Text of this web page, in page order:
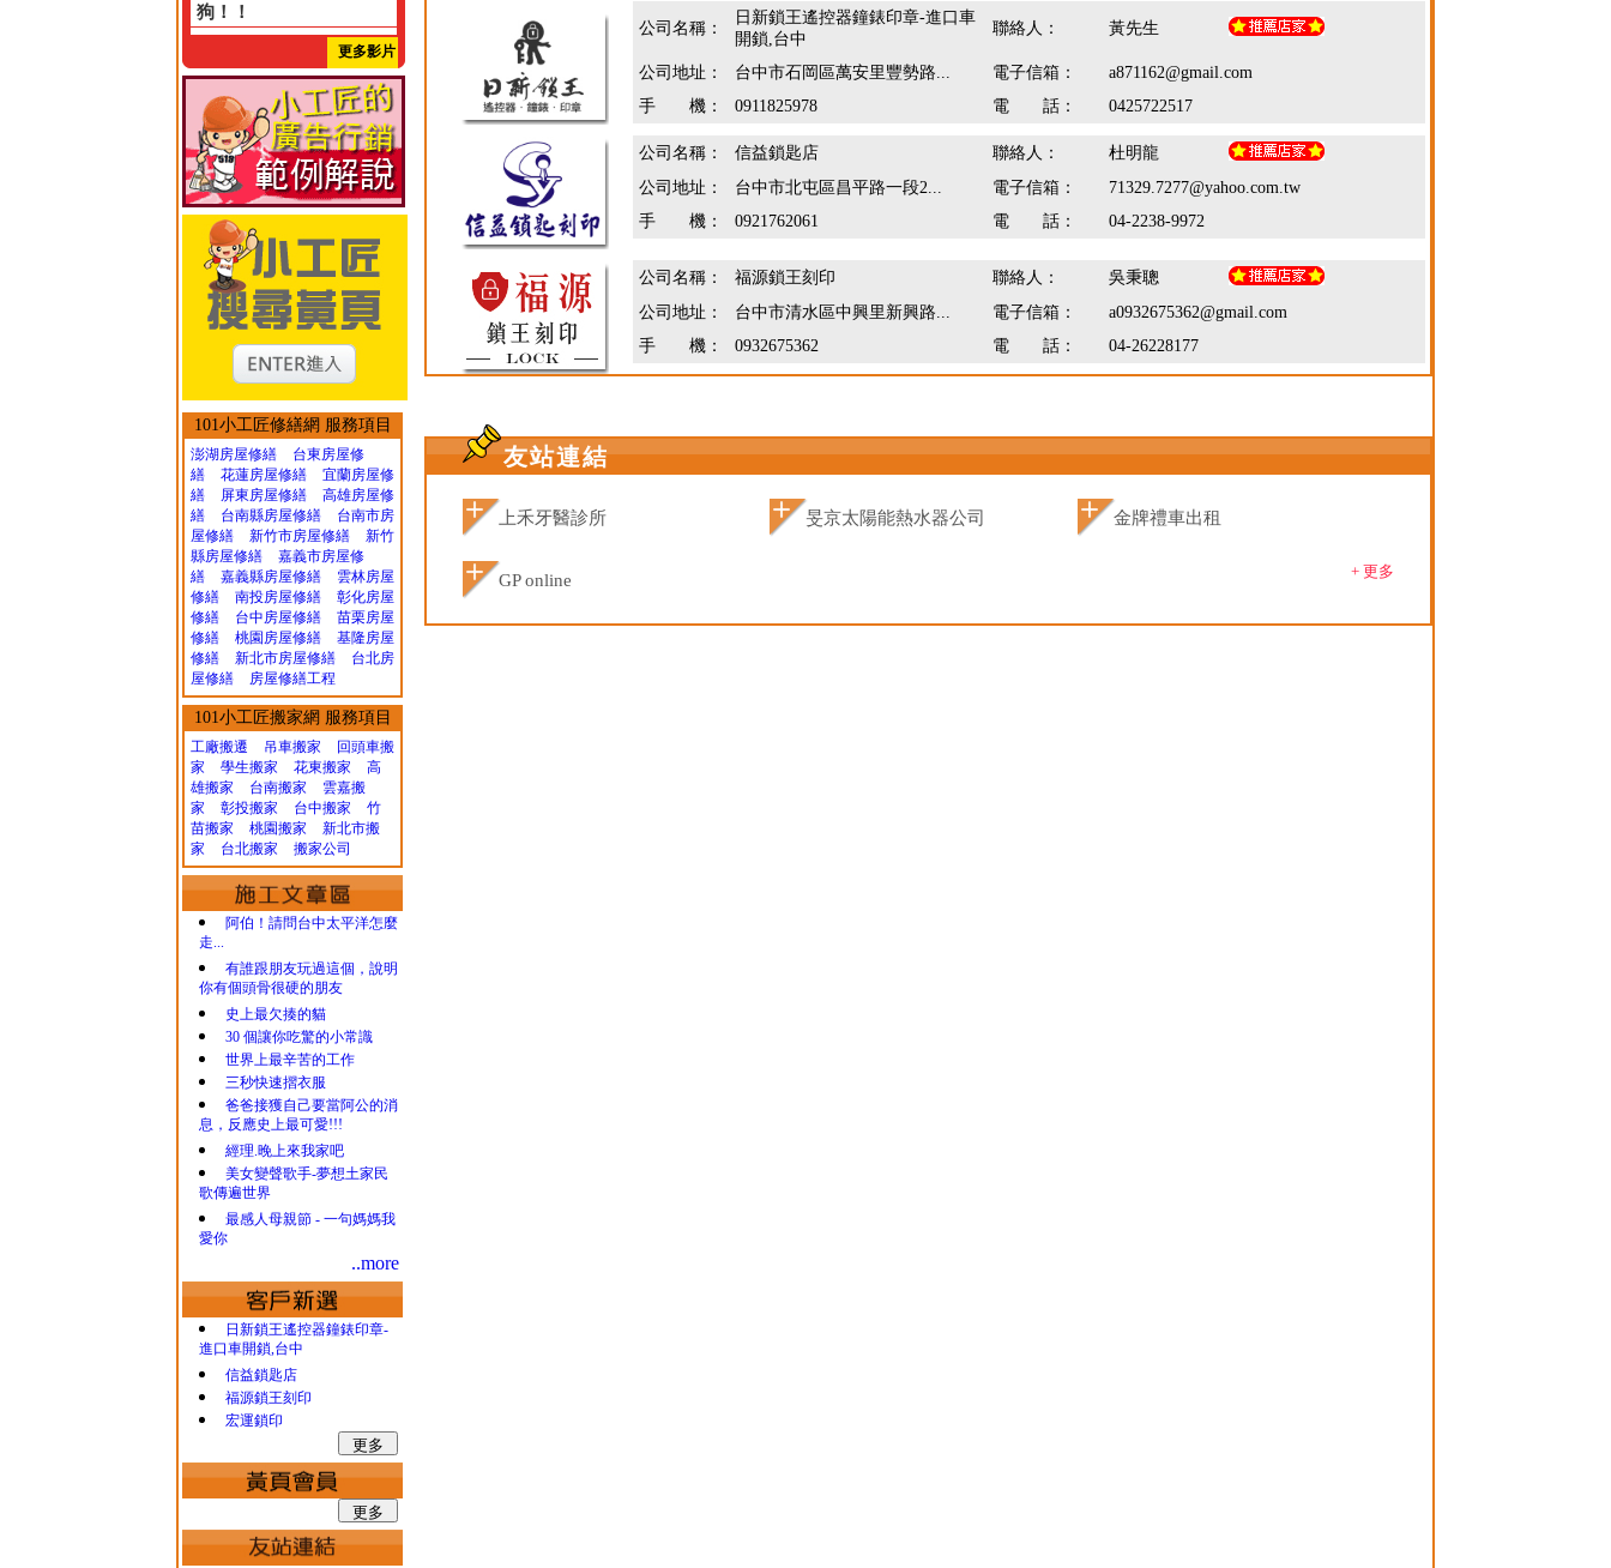
狗！！
更多影片
101小工匠修繕網 服務項目
澎湖房屋修繕
台東房屋修
繕
花蓮房屋修繕
宜蘭房屋修
繕
屏東房屋修繕
高雄房屋修
繕
台南縣房屋修繕
台南市房
屋修繕
新竹市房屋修繕
新竹
縣房屋修繕
嘉義市房屋修
繕
嘉義縣房屋修繕
雲林房屋
修繕
南投房屋修繕
彰化房屋
修繕
台中房屋修繕
苗栗房屋
修繕
桃園房屋修繕
基隆房屋
修繕
新北市房屋修繕
台北房
屋修繕
房屋修繕工程
101小工匠搬家網 服務項目
工廠搬遷 吊車搬家
回頭車搬
家
學生搬家 花東搬家
高
雄搬家
台南搬家
雲嘉搬
家
彰投搬家 台中搬家
竹
苗搬家
桃園搬家
新北市搬
家
台北搬家 搬家公司
阿伯！請問台中太平洋怎麼
走...
有誰跟朋友玩過這個，說明
你有個頭骨很硬的朋友
史上最欠揍的貓
30 個讓你吃驚的小常識
世界上最辛苦的工作
三秒快速摺衣服
爸爸接獲自己要當阿公的消
息，反應史上最可愛!!!
經理.晚上來我家吧
美女變聲歌手-夢想土家民
歌傳遍世界
最感人母親節 - 一句媽媽我
愛你
..more
日新鎖王遙控器鐘錶印章-
進口車開鎖,台中
信益鎖匙店
福源鎖王刻印
宏運鎖印
公司名稱：
日新鎖王遙控器鐘錶印章-進口車
開鎖,台中
聯絡人： 黃先生
公司地址： 台中市石岡區萬安里豐勢路... 電子信箱：
a871162@gmail.com
手 機：
0911825978 電 話： 0425722517
公司名稱： 信益鎖匙店 聯絡人：
杜明龍
公司地址：
台中市北屯區昌平路一段2... 電子信箱：
71329.7277@yahoo.com.tw
手 機：
0921762061 電 話： 04-2238-9972
公司名稱： 福源鎖王刻印 聯絡人：
吳秉聰
公司地址：
台中市清水區中興里新興路... 電子信箱：
a0932675362@gmail.com
手 機：
0932675362 電 話： 04-26228177
友站連結
上禾牙醫診所 旻京太陽能熱水器公司 金牌禮車出租
GP online + 更多